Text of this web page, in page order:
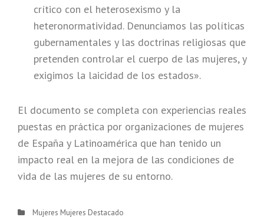
crítico con el heterosexismo y la
heteronormatividad. Denunciamos las políticas
gubernamentales y las doctrinas religiosas que
pretenden controlar el cuerpo de las mujeres, y
exigimos la laicidad de los estados».
El documento se completa con experiencias reales
puestas en práctica por organizaciones de mujeres
de España y Latinoamérica que han tenido un
impacto real en la mejora de las condiciones de
vida de las mujeres de su entorno.
Categories
Mujeres Mujeres Destacado